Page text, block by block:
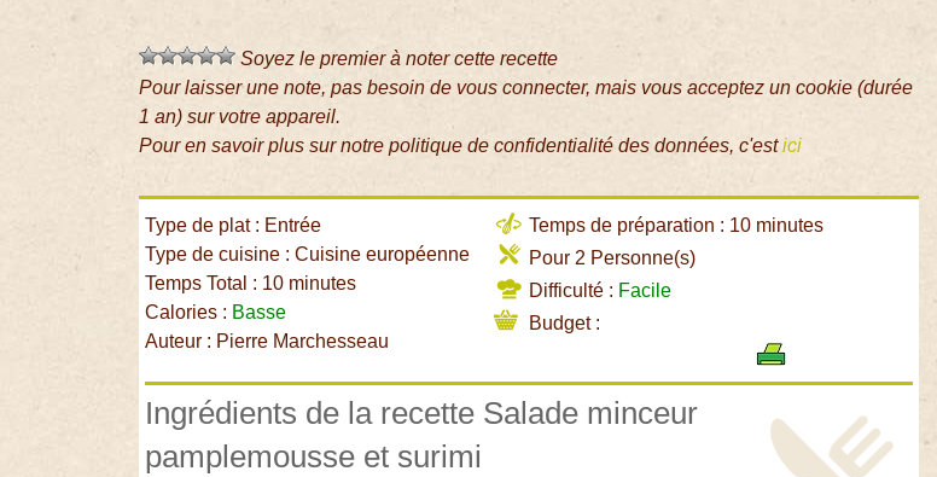
Soyez le premier à noter cette recette
Pour laisser une note, pas besoin de vous connecter, mais vous acceptez un cookie (durée
1 an) sur votre appareil.
Pour en savoir plus sur notre politique de confidentialité des données, c'estici
Type de plat : Entrée
Type de cuisine : Cuisine européenne
Temps Total : 10 minutes
Calories : Basse
Auteur : Pierre Marchesseau
Temps de préparation : 10 minutes
Pour 2 Personne(s)
Difficulté : Facile
Budget :
Ingrédients de la recette Salade minceur
pamplemousse et surimi